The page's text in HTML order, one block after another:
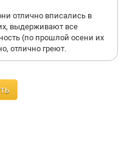
отлично вписались в
выдерживают все
(по прошлой осени их
отлично греют.